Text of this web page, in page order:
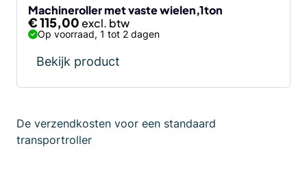
Machineroller met vaste wielen,1ton
€115,00
Op voorraad, 1 tot 2 dagen
Bekijk product
De verzendkosten voor een standaard
transportroller